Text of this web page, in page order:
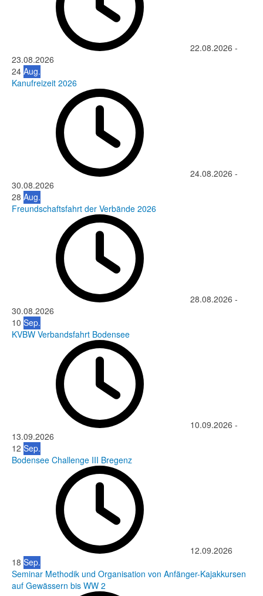
22.08.2026 -
23.08.2026
24 Aug.
Kanufreizeit 2026
24.08.2026 -
30.08.2026
28 Aug.
Freundschaftsfahrt der Verbände 2026
28.08.2026 -
30.08.2026
10 Sep.
KVBW Verbandsfahrt Bodensee
10.09.2026 -
13.09.2026
12 Sep.
Bodensee Challenge III Bregenz
12.09.2026
18 Sep.
Seminar Methodik und Organisation von Anfänger-Kajakkursen
auf Gewässern bis WW 2